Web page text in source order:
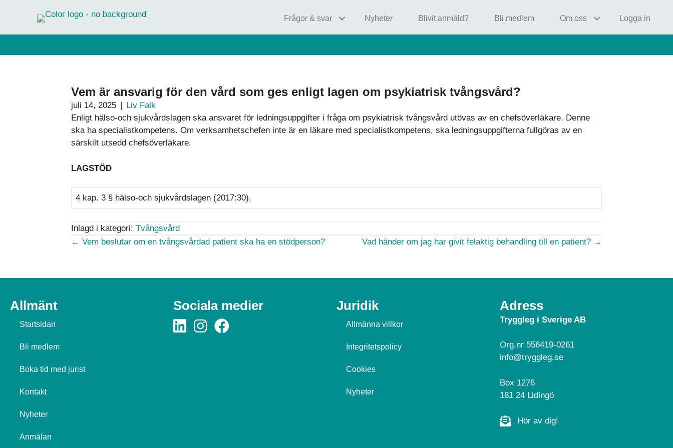
Frågor & svar Nyheter Blivit anmäld? Bli medlem Om oss Logga in
Vem är ansvarig för den vård som ges enligt lagen om psykiatrisk tvångsvård?
juli 14, 2025 | Liv Falk
Enligt hälso-och sjukvårdslagen ska ansvaret för ledningsuppgifter i fråga om psykiatrisk tvångsvård utövas av en chefsöverläkare. Denne
ska ha specialistkompetens. Om verksamhetschefen inte är en läkare med specialistkompetens, ska ledningsuppgifterna fullgöras av en
särskilt utsedd chefsöverläkare.
LAGSTÖD
4 kap. 3 § hälso-och sjukvårdslagen (2017:30).
Inlagd i kategori: Tvångsvård
Posts
← Vem beslutar om en tvångsvårdad patient ska ha en stödperson? Vad händer om jag har givit felaktig behandling till en patient? →
Allmänt
Startsidan
Bli medlem
Boka tid med jurist
Kontakt
Nyheter
Anmälan
Sociala medier Juridik
Allmänna villkor
Integritetspolicy
Cookies
Nyheter
Adress
Tryggleg i Sverige AB
Org.nr 556419-0261
info@tryggleg.se
Box 1276
181 24 Lidingö
Hör av dig!